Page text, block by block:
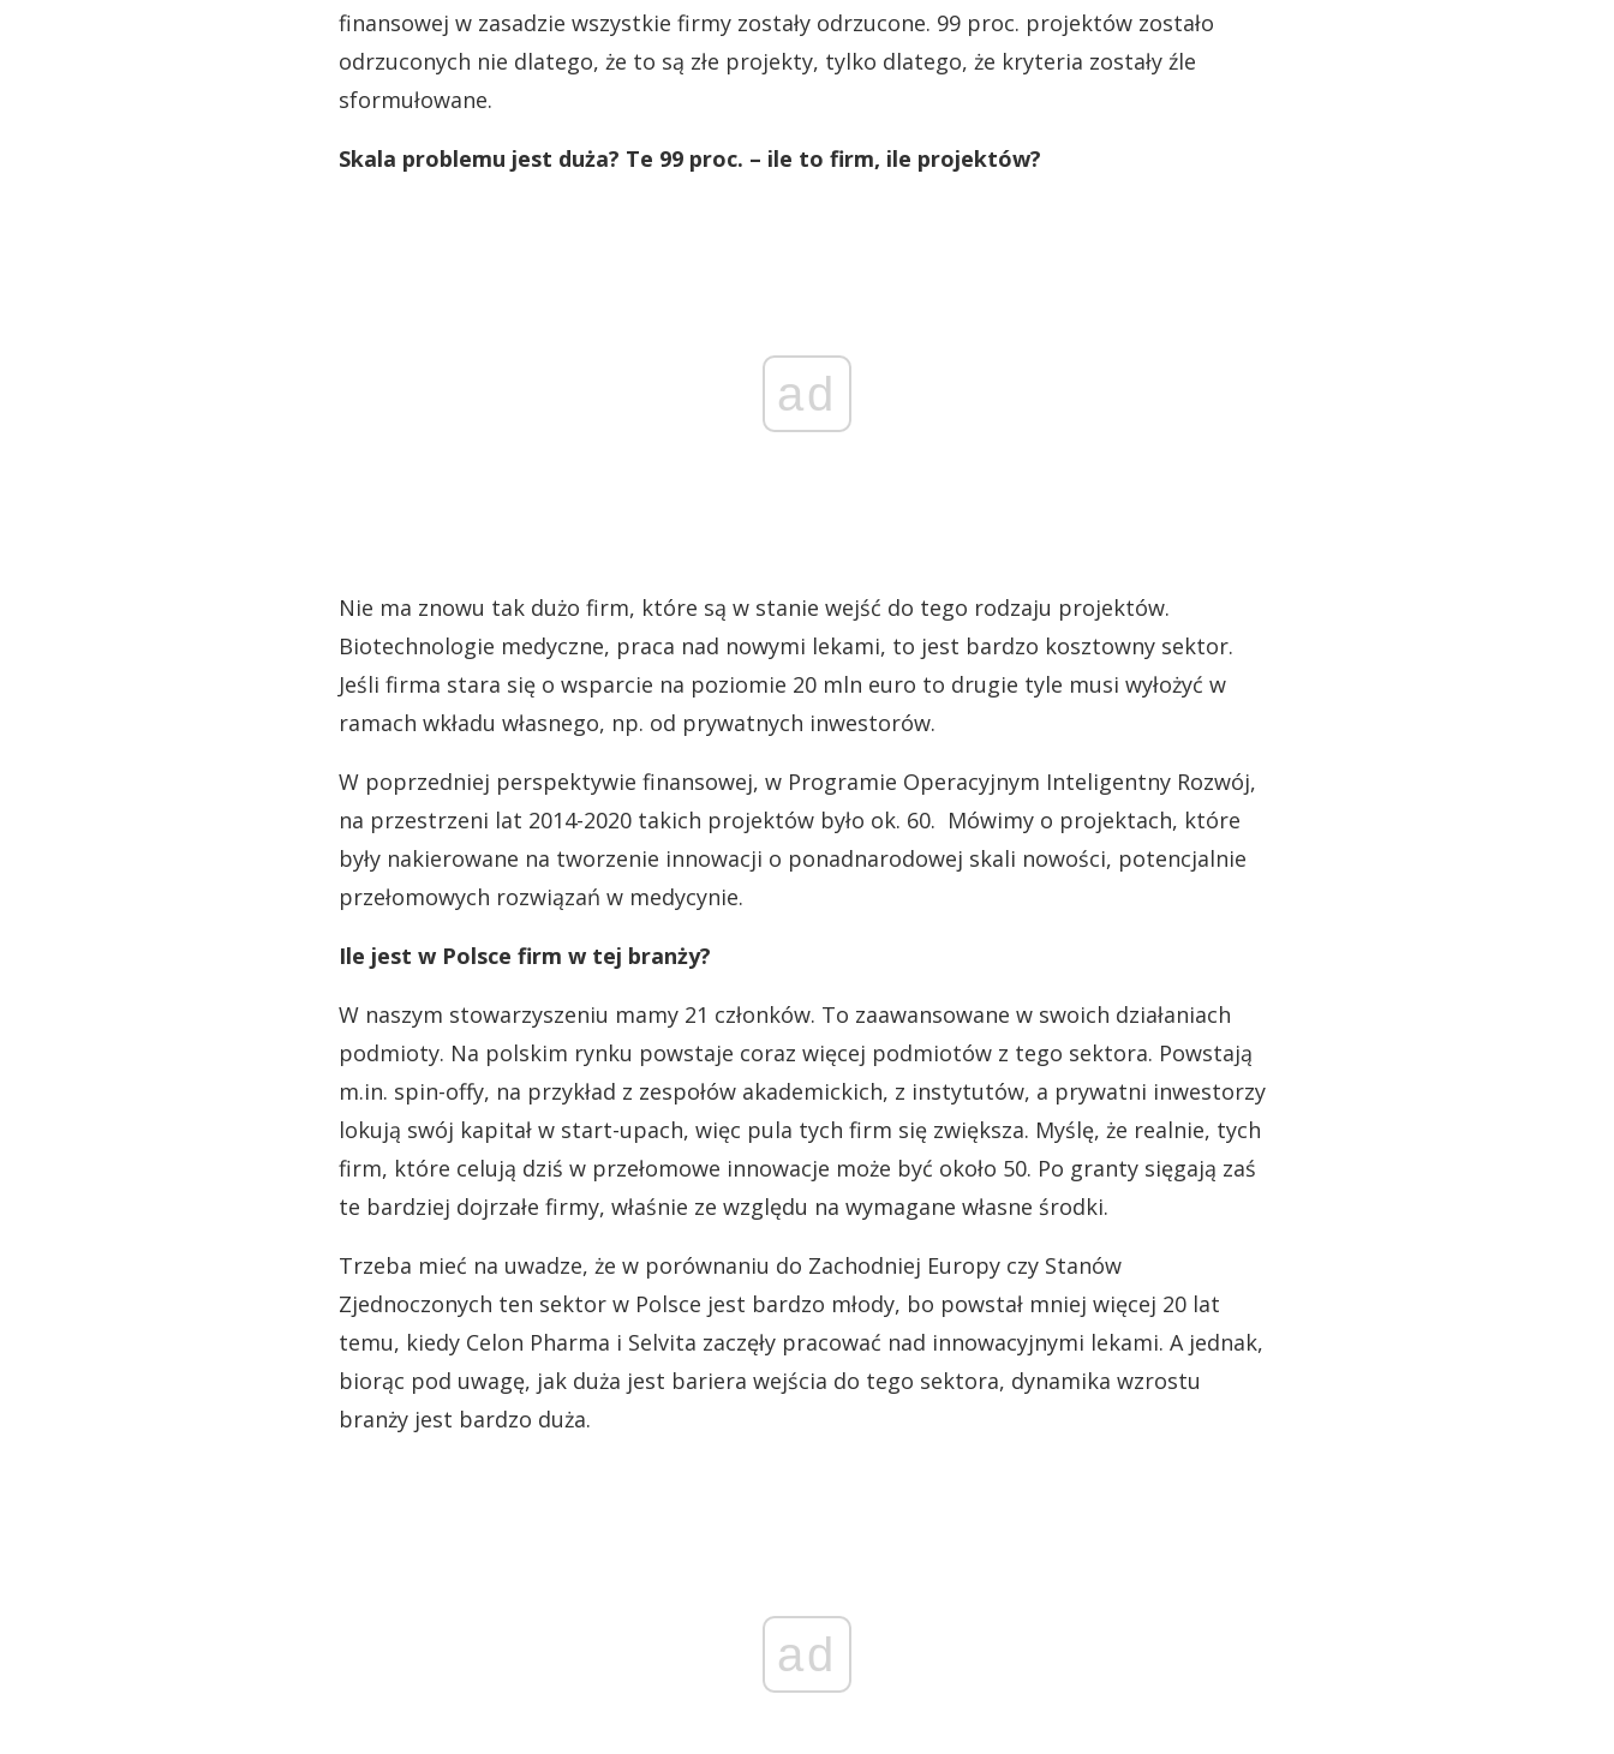
finansowej w zasadzie wszystkie firmy zostały odrzucone. 99 proc. projektów zostało
odrzuconych nie dlatego, że to są złe projekty, tylko dlatego, że kryteria zostały źle
sformułowane.
Skala problemu jest duża? Te 99 proc. – ile to firm, ile projektów?
ad
Nie ma znowu tak dużo firm, które są w stanie wejść do tego rodzaju projektów.
Biotechnologie medyczne, praca nad nowymi lekami, to jest bardzo kosztowny sektor.
Jeśli firma stara się o wsparcie na poziomie 20 mln euro to drugie tyle musi wyłożyć w
ramach wkładu własnego, np. od prywatnych inwestorów.
W poprzedniej perspektywie finansowej, w Programie Operacyjnym Inteligentny Rozwój,
na przestrzeni lat 2014-2020 takich projektów było ok. 60. Mówimy o projektach, które
były nakierowane na tworzenie innowacji o ponadnarodowej skali nowości, potencjalnie
przełomowych rozwiązań w medycynie.
Ile jest w Polsce firm w tej branży?
W naszym stowarzyszeniu mamy 21 członków. To zaawansowane w swoich działaniach
podmioty. Na polskim rynku powstaje coraz więcej podmiotów z tego sektora. Powstają
m.in. spin-offy, na przykład z zespołów akademickich, z instytutów, a prywatni inwestorzy
lokują swój kapitał w start-upach, więc pula tych firm się zwiększa. Myślę, że realnie, tych
firm, które celują dziś w przełomowe innowacje może być około 50. Po granty sięgają zaś
te bardziej dojrzałe firmy, właśnie ze względu na wymagane własne środki.
Trzeba mieć na uwadze, że w porównaniu do Zachodniej Europy czy Stanów
Zjednoczonych ten sektor w Polsce jest bardzo młody, bo powstał mniej więcej 20 lat
temu, kiedy Celon Pharma i Selvita zaczęły pracować nad innowacyjnymi lekami. A jednak,
biorąc pod uwagę, jak duża jest bariera wejścia do tego sektora, dynamika wzrostu
branży jest bardzo duża.
ad